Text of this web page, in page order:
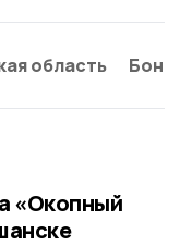
область
«Окопный